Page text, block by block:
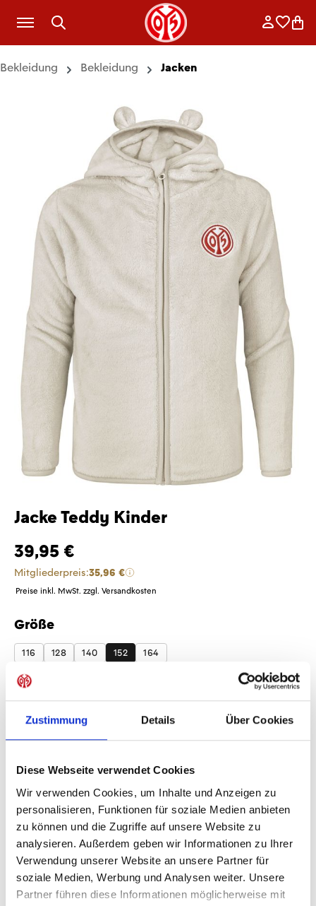
Zustimmung Details Über Cookies
Diese Webseite verwendet Cookies
Wir verwenden Cookies, um Inhalte und Anzeigen zu
personalisieren, Funktionen für soziale Medien anbieten
zu können und die Zugriffe auf unsere Website zu
analysieren. Außerdem geben wir Informationen zu Ihrer
Verwendung unserer Website an unsere Partner für
soziale Medien, Werbung und Analysen weiter. Unsere
Partner führen diese Informationen möglicherweise mit
Zum Hauptinhalt springen
Bekleidung Bekleidung Jacken
Jacke Teddy Kinder
39,95 €
Mitgliederpreis:35,96 €
Preise inkl. MwSt. zzgl. Versandkosten
Größe
auswählen
116 128 140 152 164
Produkt Anzahl: Gib den gewünschten
Anzahl
Sofort verfügbar, Lieferzeit: 1-3 Tage
IN DEN WARENKORB
Produktdetails